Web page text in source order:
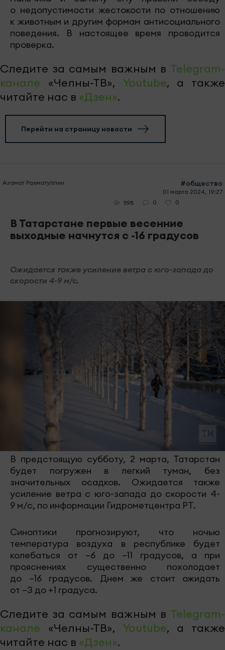
о недопустимости жестокости по отношению
к животным и другим формам антисоциального
поведения. В настоящее время проводится
проверка.
Следите за самым важным в Telegram-
канале «Челны-ТВ», Youtube, а также
читайте нас в «Дзен».
Перейти на страницу новости
Азамат Рахматуллин #общество
01 марта 2024, 19:27
598
0 0
В Татарстане первые весенние
выходные начнутся с -16 градусов
Ожидается также усиление ветра с юго-запада до
скорости 4-9 м/с.
В предстоящую субботу, 2 марта, Татарстан
будет погружен в легкий туман, без
значительных осадков. Ожидается также
усиление ветра с юго-запада до скорости 4-
9 м/с, по информации Гидрометцентра РТ.
Синоптики прогнозируют, что ночью
температура воздуха в республике будет
колебаться от −6 до −11 градусов, а при
прояснениях существенно похолодает
до −16 градусов. Днем же стоит ожидать
от −3 до +1 градуса.
Следите за самым важным в Telegram-
канале «Челны-ТВ», Youtube, а также
читайте нас в «Дзен».